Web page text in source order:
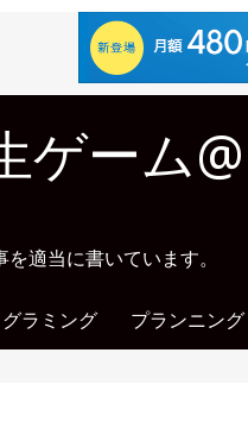
ゲーム
適当に書いています。
ラミング プランニング